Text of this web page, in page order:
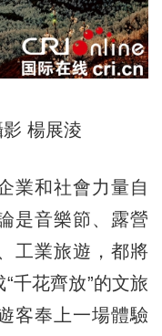
楊展淩
和社會力量自
是音樂節、露營
工業旅遊，都將
千花齊放”的文旅
客奉上一場體驗